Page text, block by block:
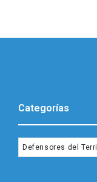
Categorías
Categorías